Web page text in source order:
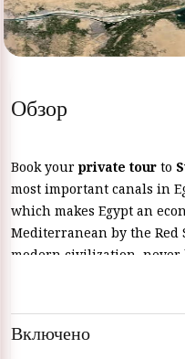
Обзор
Book your private tour to
most important canals in
which makes Egypt an
Mediterranean by the Red
modern civilization, never
Включено